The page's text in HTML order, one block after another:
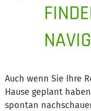
Auch wenn Sie Ihre
Hause geplant
spontan